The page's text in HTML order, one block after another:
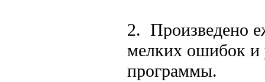
2. Произведено
мелких ошибок и
программы.